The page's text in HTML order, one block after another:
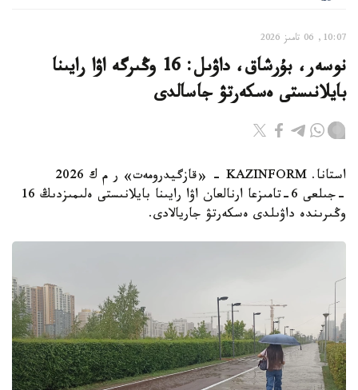
10:07, 06 تامىز 2026
نوسەر، بۇرشاق، داۋىل: 16 وڭىرگە اۋا رايىنا
بايلانىستى ەسكەرتۋ جاسالدى
استانا. KAZINFORM - «قازگيدرومەت» ر م ك 2026
-جىلعى 6-تامىزعا ارنالعان اۋا رايىنا بايلانىستى ەلىمىزدىڭ 16
وڭىرىندە داۋىلدى ەسكەرتۋ جاريالادى.